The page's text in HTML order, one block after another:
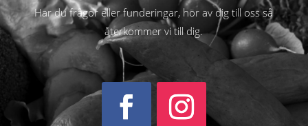
Har du frågor eller funderingar, hör av dig till oss så
återkommer vi till dig.